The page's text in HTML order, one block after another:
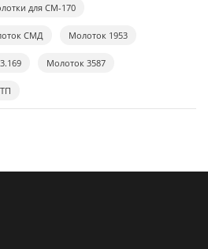
для СМ-170
СМД Молоток 1953
Молоток 3587